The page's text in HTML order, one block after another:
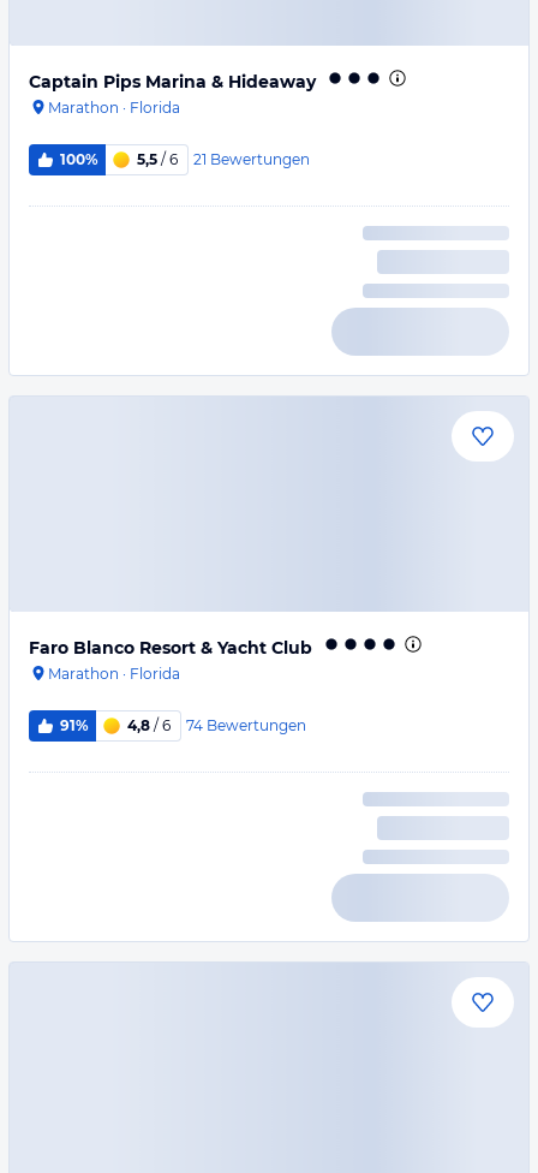
Captain Pips Marina & Hideaway
Marathon · Florida
100% 5,5 / 6 21 Bewertungen
Faro Blanco Resort & Yacht Club
Marathon · Florida
91% 4,8 / 6 74 Bewertungen